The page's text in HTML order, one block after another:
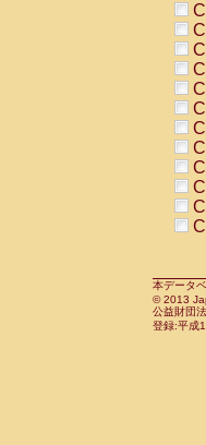
本データ
© 2013
公益財団
登録:平成